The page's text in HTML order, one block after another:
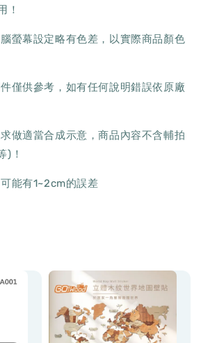
！
螢幕設定略有色差，以實際商品顏色
僅供參考，如有任何說明錯誤依原廠
做適當合成示意，商品內容不含輔拍
)！
能有1~2cm的誤差